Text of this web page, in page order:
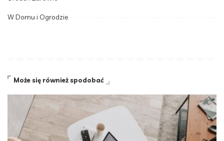
W Domu i Ogrodzie
Może się również spodobać